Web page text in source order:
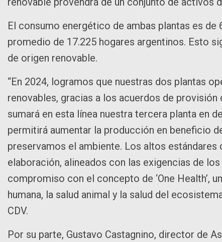
El consumo energético de ambas plantas es
promedio de 17.225 hogares argentinos. Esto
de origen renovable.
“En 2024, logramos que nuestras dos plantas
renovables, gracias a los acuerdos de
sumará en esta línea nuestra tercera planta en
permitirá aumentar la producción en beneficio
preservamos el ambiente. Los altos
elaboración, alineados con las exigencias de
compromiso con el concepto de ‘One Health’,
humana, la salud animal y la salud del
CDV.
Por su parte, Gustavo Castagnino, director de